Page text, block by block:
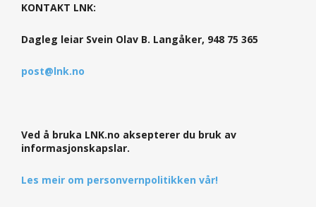
KONTAKT LNK:
Dagleg leiar Svein Olav B. Langåker, 948 75 365
post@lnk.no
Ved å bruka LNK.no aksepterer du bruk av
informasjonskapslar.
Les meir om personvernpolitikken vår!